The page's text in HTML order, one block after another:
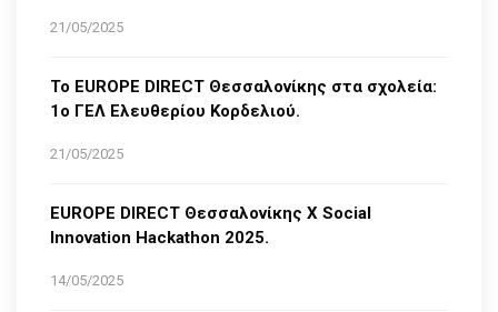
21/05/2025
Το EUROPE DIRECT Θεσσαλονίκης στα σχολεία:
1ο ΓΕΛ Ελευθερίου Κορδελιού.
21/05/2025
EUROPE DIRECT Θεσσαλονίκης Χ Social
Innovation Hackathon 2025.
14/05/2025